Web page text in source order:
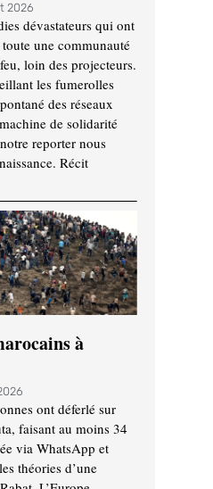
2026
dévastateurs qui ont
une communauté
loin des projecteurs.
les fumerolles
des réseaux
de solidarité
reporter nous
Récit
à
ont déferlé sur
faisant au moins 34
via WhatsApp et
théories d’une